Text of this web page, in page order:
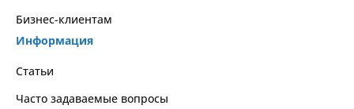
Бизнес-клиентам
Информация
Статьи
Часто задаваемые вопросы